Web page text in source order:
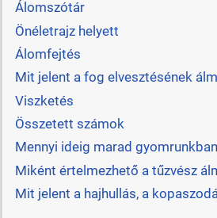
Álomszótár
Önéletrajz helyett
Álomfejtés
Mit jelent a fog elvesztésének
Viszketés
Összetett számok
Mennyi ideig marad
Miként értelmezhető a tűzvész
Mit jelent a hajhullás, a